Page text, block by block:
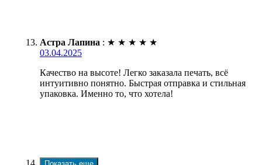
Астра Лапина : ★ ★ ★ ★ ★
03.04.2025
Качество на высоте! Легко заказала печать, всё
интуитивно понятно. Быстрая отправка и стильная
упаковка. Именно то, что хотела!